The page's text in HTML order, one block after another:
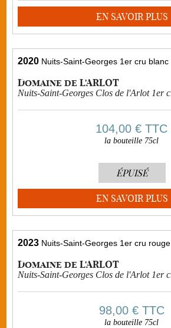
EN SAVOIR PLUS
2020 Nuits-Saint-Georges 1er cru blanc
Domaine de L'ARLOT
Nuits-Saint-Georges Clos de l'Arlot 1er
104,00 € TTC
la bouteille 75cl
ÉPUISÉ
EN SAVOIR PLUS
2023 Nuits-Saint-Georges 1er cru rouge
Domaine de L'ARLOT
Nuits-Saint-Georges Clos de l'Arlot 1er
98,00 €TTC
la bouteille 75cl